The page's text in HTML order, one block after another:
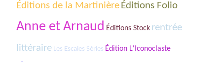
Éditions de la Martinière Éditions Folio
Anne et Arnaud Éditions Stock rentrée
littéraire Les Escales Séries Édition L'Iconoclaste